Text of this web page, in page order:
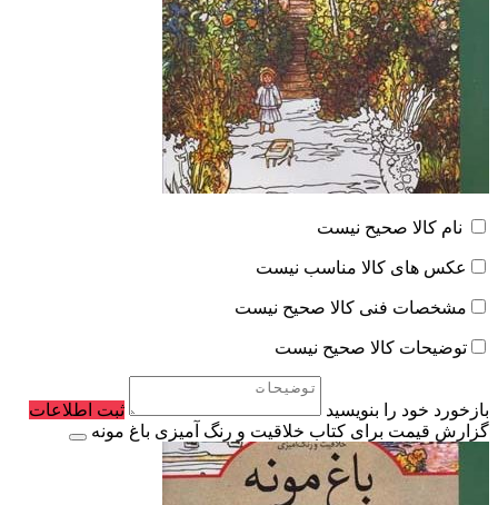
نام کالا صحیح نیست
عکس های کالا مناسب نیست
مشخصات فنی کالا صحیح نیست
توضیحات کالا صحیح نیست
بازخورد خود را بنویسید
ثبت اطلاعات
گزارش قیمت برای کتاب خلاقیت و رنگ آمیزی باغ مونه